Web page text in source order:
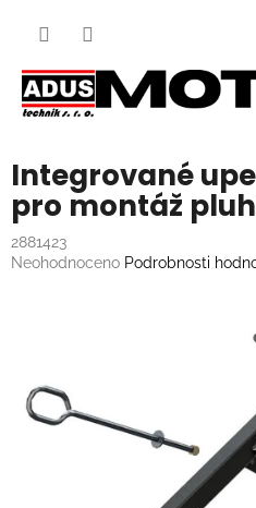
Integrované
pro montáž
2881423
Průměrné
hvězdiček.
Neohodnoceno Podrobnosti